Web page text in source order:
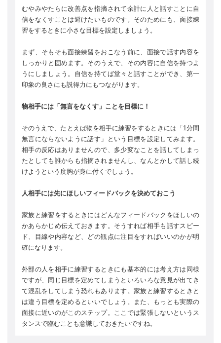
むやみやたらに改善点を指摘されて余計に人と話すことに自
信をなくすことは避けたいものです。そのためにも、面接練
習をするときに小さな目標を設定しましょう。
まず、そもそも面接練習をおこなう前に、面接で話す内容を
しっかりと固めます。そのうえで、その内容に自信を持つよ
うにしましょう。自信を持てば堂々と話すことができ、第一
印象の良さにも説得力にもつながります。
物相手には「無言をなくす」ことを目標に！
そのうえで、たとえば物を相手に練習をするときには「1分間
無言にならないように話す」という目標を設定してみます。
相手の反応はありませんので、多少変なことを話してしまっ
たとしても誰からも指摘されませんし、なんとかして話し続
けようという度胸が身に付くでしょう。
人相手には先にほしいフィードバックを決めておこう
家族と練習をするときにはどんなフィードバックをほしいの
かあらかじめ伝えておきます。そうすれば相手も話すスピー
ド、目線や内容など、どの観点に注目をすればいいのかが明
確になります。
外部の人を相手に練習するときにも基本的には考え方は同様
ですが、同じ目標を定めてしまうといろいろな意見が出てき
て混乱をしてしまう恐れもあります。家族と練習するときと
は違う目標を定めるといいでしょう。また、もっとも実際の
面接に近いのがこのステップ。ここでは緊張しないというス
タンスで臨むことも意識しておきたいですね。